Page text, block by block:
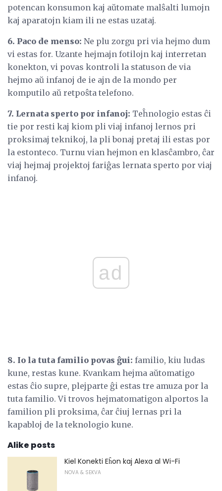
potencan konsumon kaj aŭtomate malŝalti lumojn
kaj aparatojn kiam ili ne estas uzataj.
6. Paco de menso: Ne plu zorgu pri via hejmo dum
vi estas for. Uzante hejmajn fotilojn kaj interretan
konekton, vi povas kontroli la statuson de via
hejmo aŭ infanoj de ie ajn de la mondo per
komputilo aŭ retpoŝta telefono.
7. Lernata sperto por infanoj: Teĥnologio estas ĉi
tie por resti kaj kiom pli viaj infanoj lernos pri
proksimaj teknikoj, la pli bonaj pretaj ili estas por
la estonteco. Turnu vian hejmon en klasĉambro, ĉar
viaj hejmaj projektoj fariĝas lernata sperto por viaj
infanoj.
ad
8. Io la tuta familio povas ĝui: familio, kiu ludas
kune, restas kune. Kvankam hejma aŭtomatigo
estas ĉio supre, plejparte ĝi estas tre amuza por la
tuta familio. Vi trovos hejmatomatigon alportos la
familion pli proksima, ĉar ĉiuj lernas pri la
kapabloj de la teknologio kune.
Alike posts
Kiel Konekti Eĥon kaj Alexa al Wi-Fi
NOVA & SEKVA